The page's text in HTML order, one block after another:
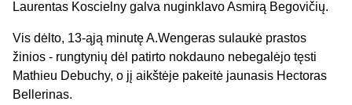
Laurentas Koscielny galva nuginklavo Asmirą Begovičių.
Vis dėlto, 13-ąją minutę A.Wengeras sulaukė prastos
žinios - rungtynių dėl patirto nokdauno nebegalėjo tęsti
Mathieu Debuchy, o jį aikštėje pakeitė jaunasis Hectoras
Bellerinas.